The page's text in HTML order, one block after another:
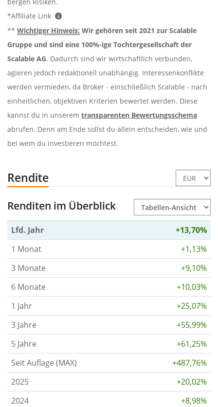
bergen Risiken.
*Affiliate Link
** Wichtiger Hinweis: Wir gehören seit 2021 zur Scalable
Gruppe und sind eine 100%-ige Tochtergesellschaft der
Scalable AG. Dadurch sind wir wirtschaftlich verbunden,
agieren jedoch redaktionell unabhängig. Interessenkonflikte
werden vermieden, da Broker - einschließlich Scalable - nach
einheitlichen, objektiven Kriterien bewertet werden. Diese
kannst du in unserem transparenten Bewertungsschema
abrufen. Denn am Ende sollst du allein entscheiden, wie und
bei wem du investieren möchtest.
Rendite
Renditen im Überblick
Lfd. Jahr
+13,70%
1 Monat
+1,13%
3 Monate
+9,10%
6 Monate
+10,03%
1 Jahr
+25,07%
3 Jahre
+55,99%
5 Jahre
+61,25%
Seit Auflage (MAX)
+487,76%
2025
+20,02%
2024
+8,98%